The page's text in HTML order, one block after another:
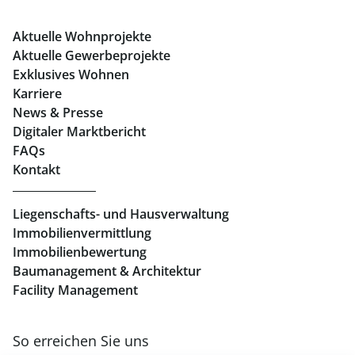
Geschäftslokale mieten Graz
Immobilien in Linz
Eigentumswohnungen Linz
Büros mieten Linz
Geschäftslokale mieten Linz
Aktuelle Wohnprojekte
Aktuelle Gewerbeprojekte
Exklusives Wohnen
Karriere
News & Presse
Digitaler Marktbericht
FAQs
Kontakt
Liegenschafts- und Hausverwaltung
Immobilienvermittlung
Immobilienbewertung
Baumanagement & Architektur
Facility Management
So erreichen Sie uns